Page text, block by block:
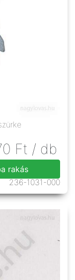
Ft / db
rakás
236-1031-000